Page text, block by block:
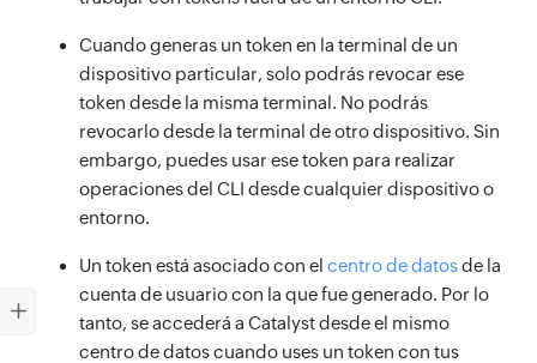
Cuando generas un token en la terminal de un
dispositivo particular, solo podrás revocar ese
token desde la misma terminal. No podrás
revocarlo desde la terminal de otro dispositivo. Sin
embargo, puedes usar ese token para realizar
operaciones del CLI desde cualquier dispositivo o
entorno.
Un token está asociado con el centro de datosde la
cuenta de usuario con la que fue generado. Por lo
tanto, se accederá a Catalyst desde el mismo
centro de datos cuando uses un token con tus